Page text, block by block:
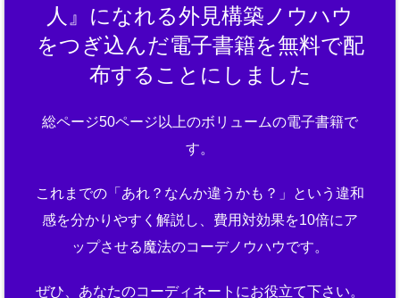
人』になれる外見構築ノウハウ
をつぎ込んだ電子書籍を無料で配
布することにしました
総ページ50ページ以上のボリュームの電子書籍で
す。
これまでの「あれ？なんか違うかも？」という違和
感を分かりやすく解説し、費用対効果を10倍にア
ップさせる魔法のコーデノウハウです。
ぜひ、あなたのコーディネートにお役立て下さい。